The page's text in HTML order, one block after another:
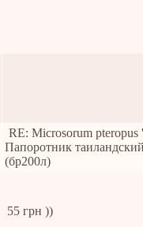
RE: Microsorum pteropus
Папоротник
(бр200л)
55 грн ))